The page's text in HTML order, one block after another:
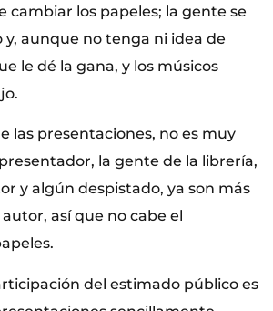
cambiar los papeles; la gente se
y, aunque no tenga ni idea de
le dé la gana, y los músicos
las presentaciones, no es muy
la gente de la librería,
y algún despistado, ya son más
así que no cabe el
del estimado público es